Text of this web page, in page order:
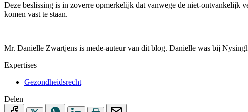
Deze beslissing is in zoverre opmerkelijk dat vanwege de niet-ontvankelijk
komen vast te staan.
Mr. Danielle Zwartjens is mede-auteur van dit blog. Danielle was bij
Expertises
Gezondheidsrecht
Delen